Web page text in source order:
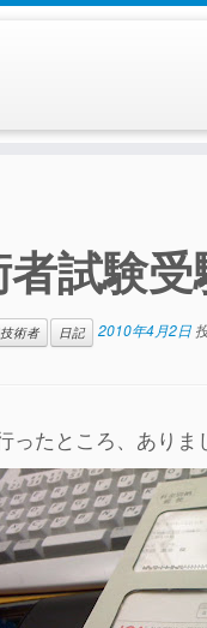
試験
術者 日記 2010年4月2日
たところ、ありま